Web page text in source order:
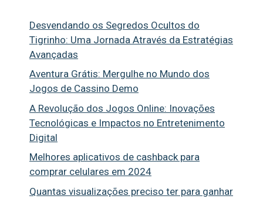
Desvendando os Segredos Ocultos do
Tigrinho: Uma Jornada Através da Estratégias
Avançadas
Aventura Grátis: Mergulhe no Mundo dos
Jogos de Cassino Demo
A Revolução dos Jogos Online: Inovações
Tecnológicas e Impactos no Entretenimento
Digital
Melhores aplicativos de cashback para
comprar celulares em 2024
Quantas visualizações preciso ter para ganhar